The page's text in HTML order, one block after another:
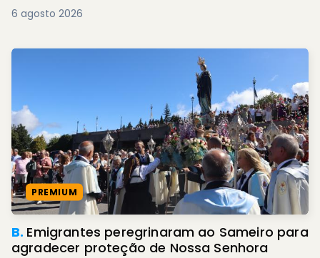
6 agosto 2026
PREMIUM
B. Emigrantes peregrinaram ao Sameiro para
agradecer proteção de Nossa Senhora